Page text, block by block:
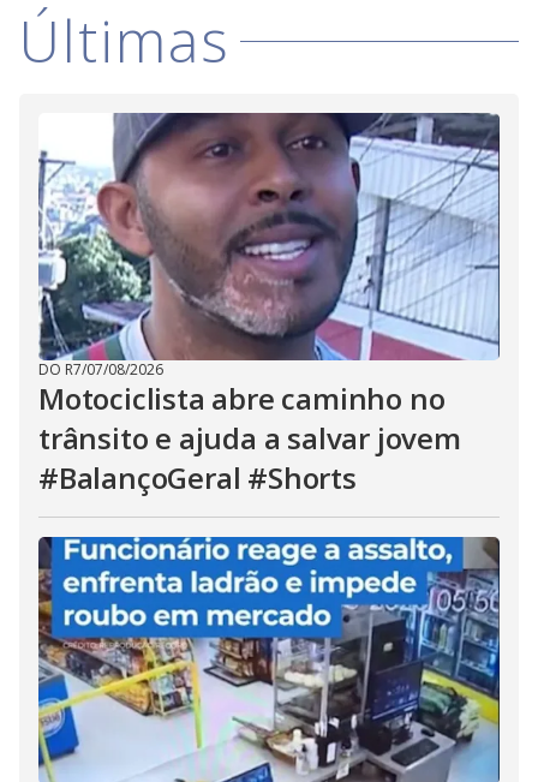
Últimas
DO R7/07/08/2026
Motociclista abre caminho no
trânsito e ajuda a salvar jovem
#BalançoGeral #Shorts